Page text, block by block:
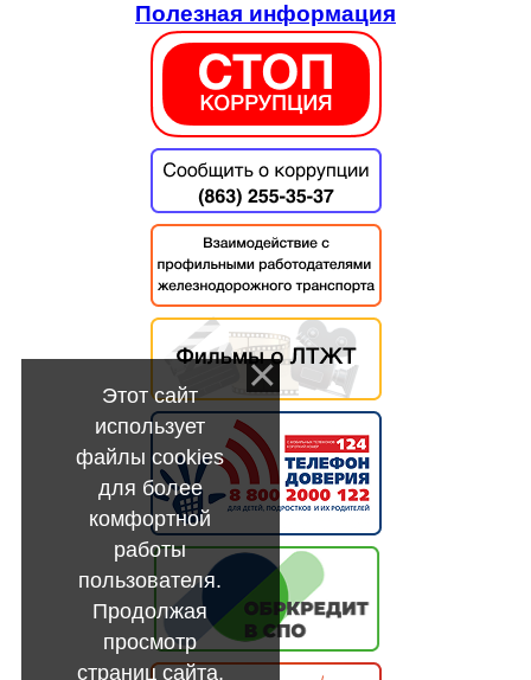
Полезная информация
Этот сайт
использует
файлы cookies
для более
комфортной
работы
пользователя.
Продолжая
просмотр
страниц сайта,